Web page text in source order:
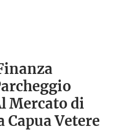
Mercato di
Capua Vetere